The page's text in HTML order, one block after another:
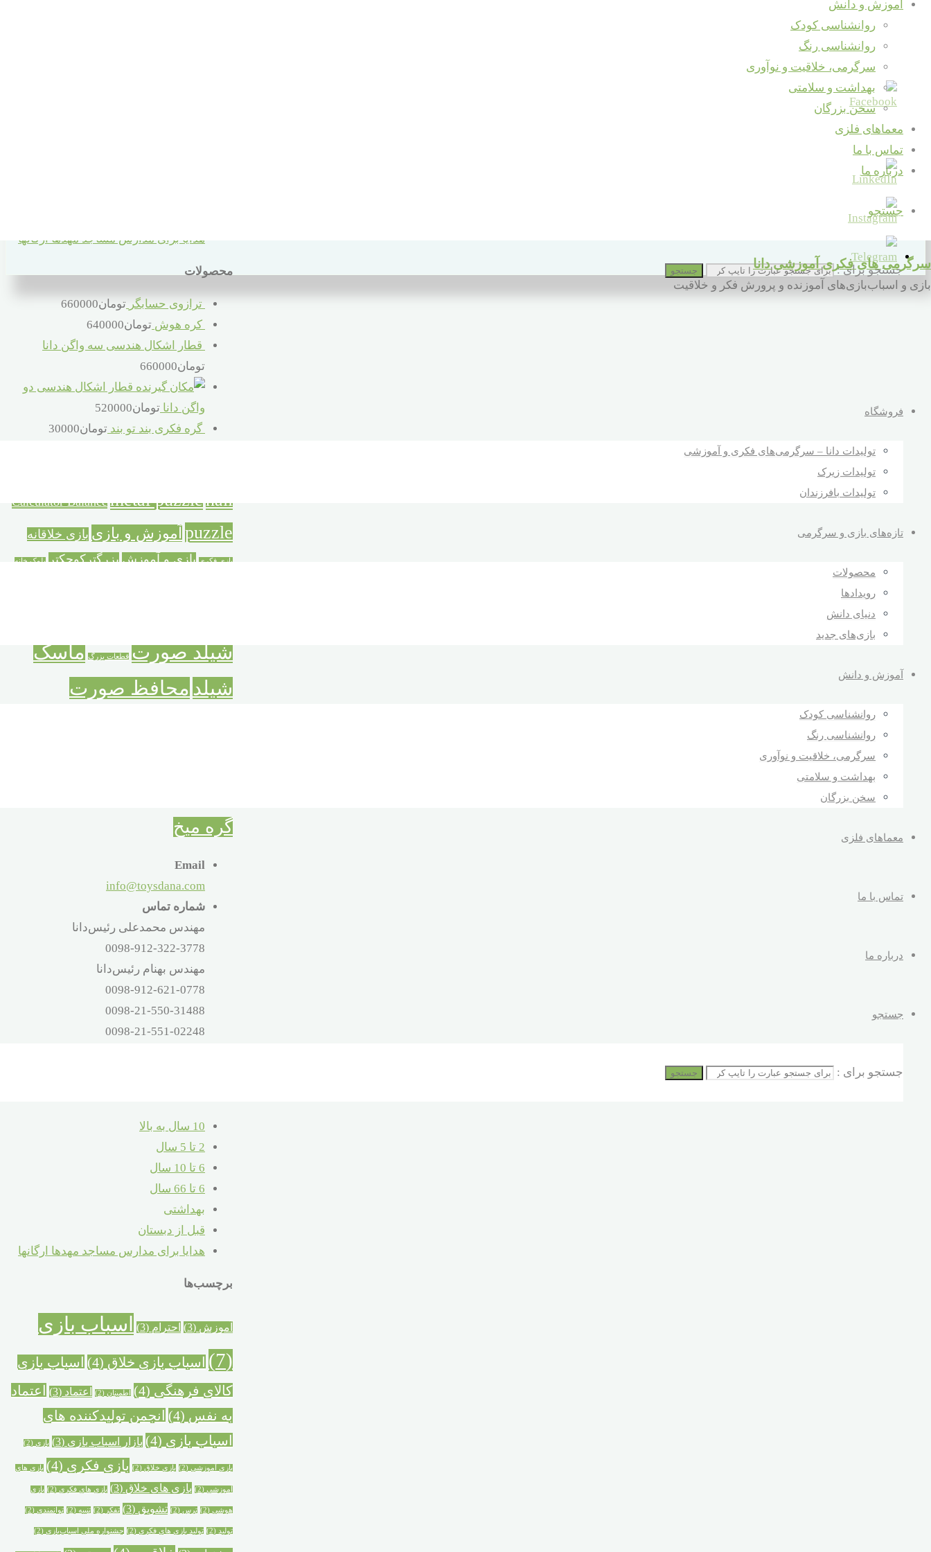
آموزش و دانش
روانشناسی کودک
روانشناسی رنگ
سرگرمی، خلاقیت و نوآوری
بهداشت و سلامتی
سخن بزرگان
معماهای فلزی
تماس با ما
درباره ما
جستجو
جستجو برای : جستجو سرگرمی های فکری آموزشی دانا
بازی و اسباب‌بازی‌های آموزنده و پرورش فکر و خلاقیت
فروشگاه
تولیدات دانا – سرگرمی‌های فکری و آموزشی
تولیدات زیرک
تولیدات بافرزندان
تازه‌های بازی و سرگرمی
محصولات
رویدادها
دنیای دانش
بازی‌های جدید
آموزش و دانش
روانشناسی کودک
روانشناسی رنگ
سرگرمی، خلاقیت و نوآوری
بهداشت و سلامتی
سخن بزرگان
معماهای فلزی
تماس با ما
درباره ما
جستجو
جستجو برای : جستجو
هدایا برای مدارس مساجد مهدها ارگانها
محصولات
ترازوی حسابگر تومان660000
کره هوش تومان640000
قطار اشکال هندسی سه واگن دانا
تومان660000
قطار اشکال هندسی دو
واگن دانا تومان520000
گره فکری بند تو بند تومان30000
Calculator Balance metal puzzlenail
puzzle آموزش و بازی بازی خلاقانه
بازی فکری بازی و آموزش بزرگترکوچکتر بلوک خانه
شیلد صورت قطعات بزرگ ماسک
شیلد محافظ صورت
گره میخ
Email
info@toysdana.com
شماره تماس
مهندس محمدعلی رئیس‌دانا
0098-912-322-3778
مهندس بهنام رئیس‌دانا
0098-912-621-0778
0098-21-550-31488
0098-21-551-02248
10 سال به بالا
2 تا 5 سال
6 تا 10 سال
6 تا 66 سال
بهداشتی
قبل از دبستان
هدایا برای مدارس مساجد مهدها ارگانها
برچسب‌ها
آموزش (3) احترام (3)
اسباب بازی
(7)
اسباب بازی خلاق (4)
اسباب بازی
کالای فرهنگی (4) اطمینان (2) اعتماد (3)
اعتماد
به نفس (4)
انجمن تولیدکننده های
اسباب بازی (4) بازار اسباب بازی (3) بازی (2)
بازی آموزشی (2) بازی خلاق (2) بازی فکری (4) بازی های
آموزشی (2) بازی های خلاق (3) بازی های فکری (2) بازی
هوشی (2) ترس (2) تشویق (3) تفکر (2) تنبیه (2) توانمندی (2)
تولید (2) تولید بازی های فکری (2) جشنواره ملی اسباب‌بازی (2)
خوب بود؟ لطفا به اشتراک بگذارید ...